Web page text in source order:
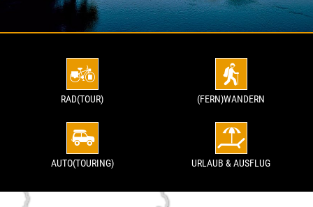
RAD(TOUR) (FERN)WANDERN
AUTO(TOURING) URLAUB & AUSFLUG